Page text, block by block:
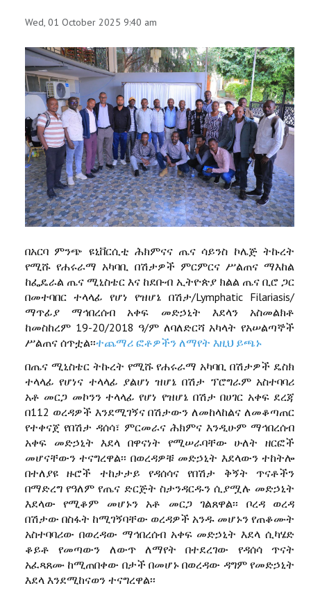
Wed, 01 October 2025 9:40 am
በአርባ ምንጭ ዩኒቨርሲቲ ሕክምናና ጤና ሳይንስ ኮሌጅ ትኩረት
የሚሹ የሐሩራማ አካባቢ በሽታዎች ምርምርና ሥልጠና ማእከል
ከፌዴራል ጤና ሚኒስቴር እና ከደቡብ ኢትዮጵያ ክልል ጤና ቢሮ ጋር
በመተባበር ተላላፊ የሆነ የዝሆኔ በሽታ/Lymphatic Filariasis/
ማጥፊያ ማኅበረሰብ አቀፍ መድኃኒት እደላን አስመልክቶ
ከመስከረም 19-20/2018 ዓ/ም ለባለድርሻ አካላት የአሠልጣኞች
ሥልጠና ሰጥቷል፡፡ተጨማሪ ፎቶዎችን ለማየት እዚህ ይጫኑ
በጤና ሚኒስቴር ትኩረት የሚሹ የሐሩራማ አካባቢ በሽታዎች ዴስክ
ተላላፊ የሆነና ተላላፊ ያልሆነ ዝሆኔ በሽታ ፕሮግራም አስተባባሪ
አቶ መርጋ መኮንን ተላላፊ የሆነ የዝሆኔ በሽታ በሀገር አቀፍ ደረጃ
በ112 ወረዳዎች እንደሚገኝና በሽታውን ለመከላከልና ለመቆጣጠር
የተቀናጀ የበሽታ ዳሰሳ፣ ምርመራና ሕክምና እንዲሁም ማኅበረሰብ
አቀፍ መድኃኒት እደላ በዋናነት የሚሠራባቸው ሁለት ዘርፎች
መሆናቸውን ተናግረዋል፡፡ በወረዳዎቹ መድኃኒት እደላውን ተከትሎ
በተለያዩ ዙሮች ተከታታይ የዳሰሳና የበሽታ ቅኝት ጥናቶችን
በማድረግ የዓለም የጤና ድርጅት ስታንዳርዱን ሲያሟሉ መድኃኒት
እደላው የሚቆም መሆኑን አቶ መርጋ ገልጸዋል፡፡ ቦረዳ ወረዳ
በሽታው በስፋት ከሚገኝባቸው ወረዳዎች አንዱ መሆኑን የጠቆሙት
አስተባባሪው በወረዳው ማኅበረሰብ አቀፍ መድኃኒት እደላ ሲካሄድ
ቆይቶ የመጣውን ለውጥ ለማየት በተደረገው የዳሰሳ ጥናት
አፈጻጸሙ ከሚጠበቀው በታች በመሆኑ በወረዳው ዳግም የመድኃኒት
እደላ እንደሚከናወን ተናግረዋል፡፡